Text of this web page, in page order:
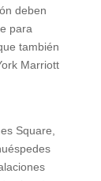
deben
para
también
Marriott
Square,